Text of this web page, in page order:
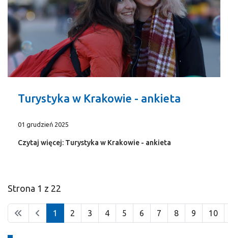
Turystyka w Krakowie - ankieta
01 grudzień 2025
Czytaj więcej: Turystyka w Krakowie - ankieta
Strona 1 z 22
1 2 3 4 5 6 7 8 9 10